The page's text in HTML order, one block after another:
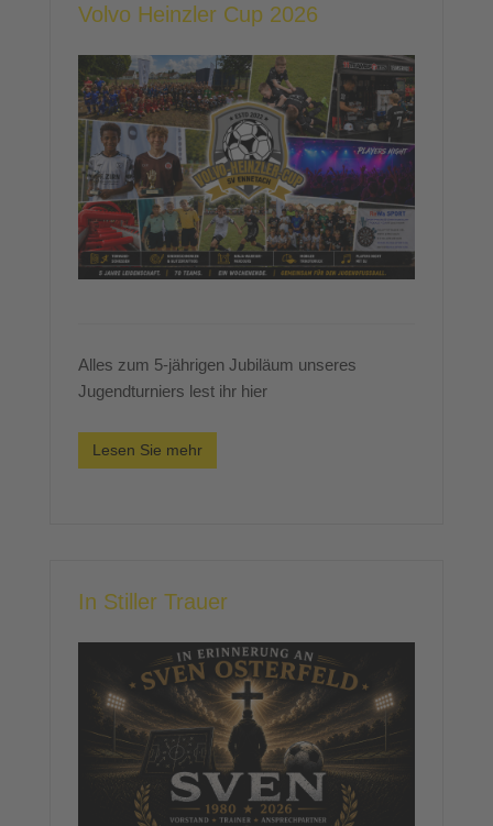
Volvo Heinzler Cup 2026
Alles zum 5-jährigen Jubiläum unseres
Jugendturniers lest ihr hier
Lesen Sie mehr
In Stiller Trauer